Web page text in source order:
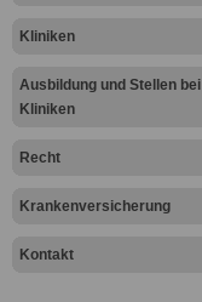
Kliniken
Ausbildung und Stellen bei
Kliniken
Recht
Krankenversicherung
Kontakt